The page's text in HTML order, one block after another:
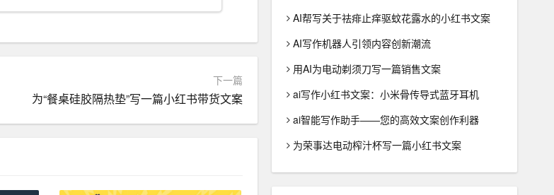
下一篇
为“餐桌硅胶隔热垫”写一篇小红书带货文案
AI帮写关于祛痱止痒驱蚊花露水的小红书文案
AI写作机器人引领内容创新潮流
用AI为电动剃须刀写一篇销售文案
ai写作小红书文案：小米骨传导式蓝牙耳机
ai智能写作助手——您的高效文案创作利器
为荣事达电动榨汁杯写一篇小红书文案